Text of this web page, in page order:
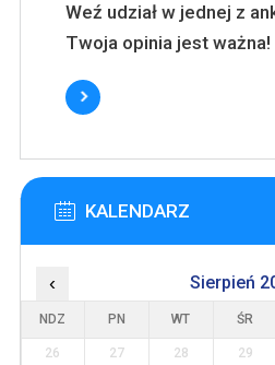
Weź udział w jednej z
Twoja opinia jest ważna!
KALENDARZ
‹ Sierpień
NDZ PN WT ŚR
26 27 28 29